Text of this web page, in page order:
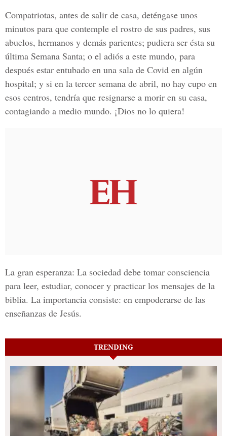
Compatriotas, antes de salir de casa, deténgase unos
minutos para que contemple el rostro de sus padres, sus
abuelos, hermanos y demás parientes; pudiera ser ésta su
última Semana Santa; o el adiós a este mundo, para
después estar entubado en una sala de Covid en algún
hospital; y si en la tercer semana de abril, no hay cupo en
esos centros, tendría que resignarse a morir en su casa,
contagiando a medio mundo. ¡Dios no lo quiera!
La gran esperanza: La sociedad debe tomar consciencia
para leer, estudiar, conocer y practicar los mensajes de la
biblia. La importancia consiste: en empoderarse de las
enseñanzas de Jesús.
TRENDING